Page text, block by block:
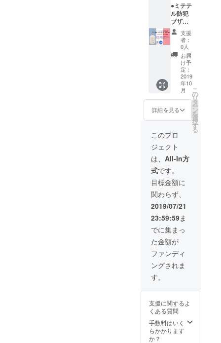
●ミテテ
ル防犯
ブザー
本体 2
台 ●ミ
テテル
クラウ
ド料 1
年分 ●
回線登
録料 0
円 ●送
料 0円
●解約手
数料 0
円
支援
者：
0人
お届
け予
定：
2019
年10
月
詳細を見る
こ
の
リ
タ
ー
ン
を
選
択
す
る
このプロ
ジェクト
は、 All-In方
式です。
目標金額に
関わらず、
2019/07/21
23:59:59ま
でに集まっ
た金額が
ファンディ
ングされま
す。
支援に関するよ
くある質問
手数料はいく
らかかります
か？